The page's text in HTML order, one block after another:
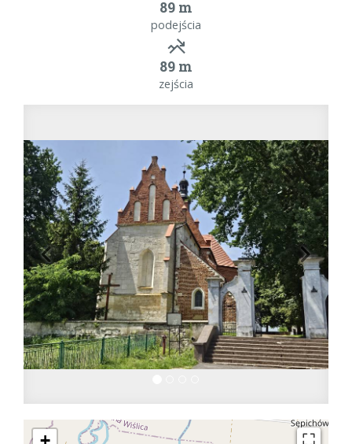
89 m
podejścia
89 m
zejścia